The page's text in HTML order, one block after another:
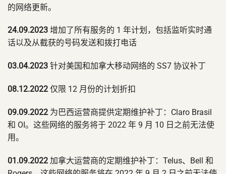
的网络更新。
24.09.2023 增加了所有服务的 1 年计划，包括监听实时通
话以及从截获的号码发送和拨打电话
03.04.2023 针对美国和加拿大移动网络的 SS7 协议补丁
08.12.2022 仅限 12 月份的计划折扣
09.09.2022 为巴西运营商提供定期维护补丁：Claro Brasil
和 OI。这些网络的服务将于 2022 年 9 月 10 日之前无法使
用。
01.09.2022 加拿大运营商的定期维护补丁：Telus、Bell 和